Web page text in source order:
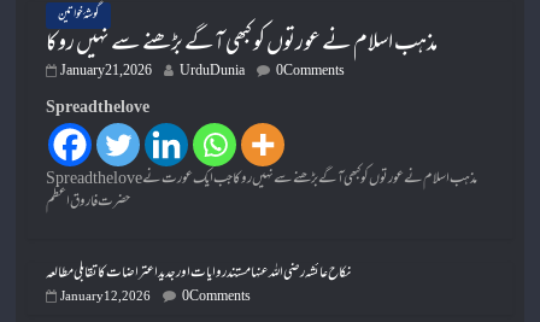
گوشۂ خواتین
مذہب اسلام نے عورتوں کو کبھی آگے بڑھنے سے نہیں روکا
January 21, 2026 UrduDunia 0 Comments
Spread the love
Spread the loveمذہب اسلام نے عورتوں کو کبھی آگے بڑھنے سے نہیں روکا جب ایک عورت نے
حضرت فاروق اعظم
نکاح عائشہ رضی اللہ عنہا مستند روایات اور جدید اعتراضات کا تقابلی مطالعہ
January 12, 2026 0 Comments